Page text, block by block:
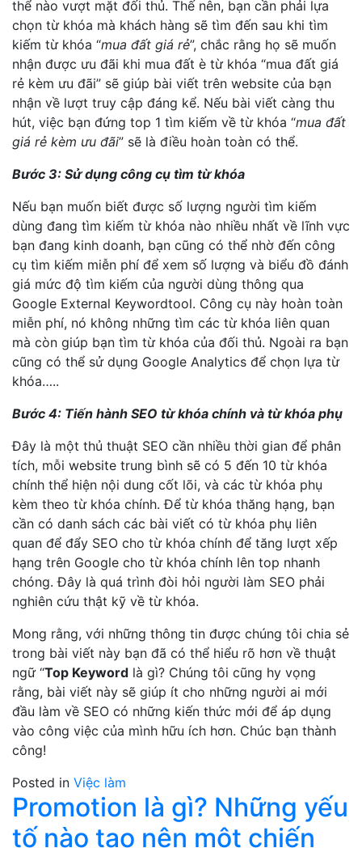
thể nào vượt mặt đối thủ. Thế nên, bạn cần phải lựa
chọn từ khóa mà khách hàng sẽ tìm đến sau khi tìm
kiếm từ khóa “mua đất giá rẻ”, chắc rằng họ sẽ muốn
nhận được ưu đãi khi mua đất è từ khóa “mua đất giá
rẻ kèm ưu đãi” sẽ giúp bài viết trên website của bạn
nhận về lượt truy cập đáng kể. Nếu bài viết càng thu
hút, việc bạn đứng top 1 tìm kiếm về từ khóa “mua đất
giá rẻ kèm ưu đãi” sẽ là điều hoàn toàn có thể.
Bước 3: Sử dụng công cụ tìm từ khóa
Nếu bạn muốn biết được số lượng người tìm kiếm
dùng đang tìm kiếm từ khóa nào nhiều nhất về lĩnh vực
bạn đang kinh doanh, bạn cũng có thể nhờ đến công
cụ tìm kiếm miễn phí để xem số lượng và biểu đồ đánh
giá mức độ tìm kiếm của người dùng thông qua
Google External Keywordtool. Công cụ này hoàn toàn
miễn phí, nó không những tìm các từ khóa liên quan
mà còn giúp bạn tìm từ khóa của đối thủ. Ngoài ra bạn
cũng có thể sử dụng Google Analytics để chọn lựa từ
khóa…..
Bước 4: Tiến hành SEO từ khóa chính và từ khóa phụ
Đây là một thủ thuật SEO cần nhiều thời gian để phân
tích, mỗi website trung bình sẽ có 5 đến 10 từ khóa
chính thể hiện nội dung cốt lõi, và các từ khóa phụ
kèm theo từ khóa chính. Để từ khóa thăng hạng, bạn
cần có danh sách các bài viết có từ khóa phụ liên
quan để đẩy SEO cho từ khóa chính để tăng lượt xếp
hạng trên Google cho từ khóa chính lên top nhanh
chóng. Đây là quá trình đòi hỏi người làm SEO phải
nghiên cứu thật kỹ về từ khóa.
Mong rằng, với những thông tin được chúng tôi chia sẻ
trong bài viết này bạn đã có thể hiểu rõ hơn về thuật
ngữ “Top Keyword là gì? Chúng tôi cũng hy vọng
rằng, bài viết này sẽ giúp ít cho những người ai mới
đầu làm về SEO có những kiến thức mới để áp dụng
vào công việc của mình hữu ích hơn. Chúc bạn thành
công!
Posted in Việc làm
Promotion là gì? Những yếu
tố nào tạo nên một chiến